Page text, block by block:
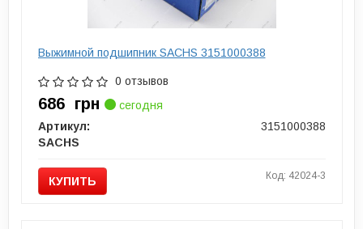
Выжимной подшипник SACHS 3151000388
0 отзывов
686 грн
сегодня
Артикул:
3151000388
SACHS
КУПИТЬ Код: 42024-3